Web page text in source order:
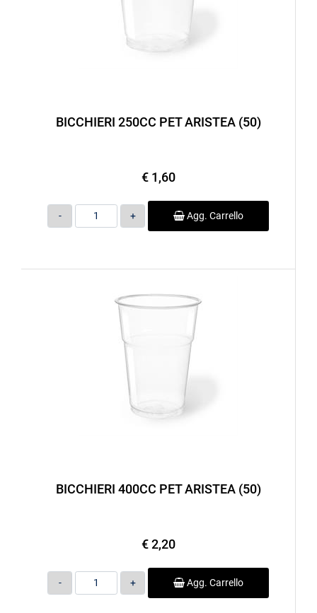
BICCHIERI 250CC PET ARISTEA (50)
€ 1,60
Quantità
Agg. Carrello
BICCHIERI 400CC PET ARISTEA (50)
€ 2,20
Quantità
Agg. Carrello